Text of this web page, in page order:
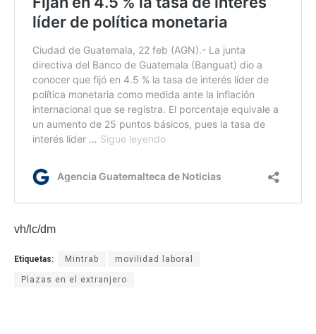
vh/lc/dm
Etiquetas: Mintrab movilidad laboral
Plazas en el extranjero